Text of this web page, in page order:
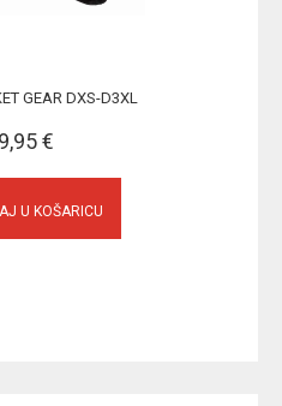
GEAR DXS-D3XL
€
U KOŠARICU